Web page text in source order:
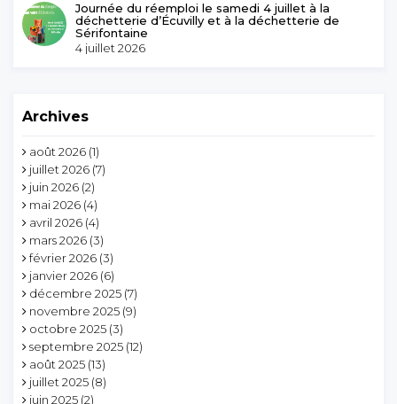
Journée du réemploi le samedi 4 juillet à la
déchetterie d’Écuvilly et à la déchetterie de
Sérifontaine
4 juillet 2026
Archives
août 2026 (1)
juillet 2026 (7)
juin 2026 (2)
mai 2026 (4)
avril 2026 (4)
mars 2026 (3)
février 2026 (3)
janvier 2026 (6)
décembre 2025 (7)
novembre 2025 (9)
octobre 2025 (3)
septembre 2025 (12)
août 2025 (13)
juillet 2025 (8)
juin 2025 (2)